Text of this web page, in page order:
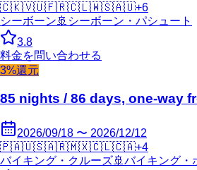
🇨🇰🇻🇺🇫🇷🇨🇱🇼🇸🇦🇺+6
シーボーン 🚢 シーボーン・パシュート
3.8
料金を問い合わせる
3%還元
85 nights / 86 days, one-way
2026/09/18 〜 2026/12/12
🇵🇦🇺🇸🇦🇷🇲🇽🇨🇱🇨🇦+4
バイキング・クルーズ🚢 バイキング・